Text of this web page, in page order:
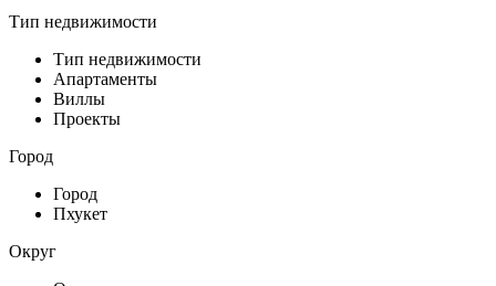
Тип недвижимости
Тип недвижимости
Апартаменты
Виллы
Проекты
Город
Город
Пхукет
Округ